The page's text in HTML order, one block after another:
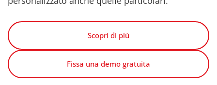
Scopri di più
Fissa una demo gratuita